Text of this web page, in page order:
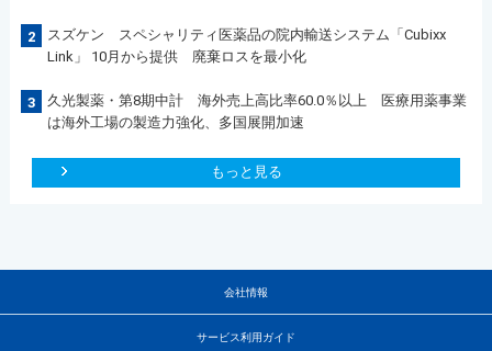
2
スズケン スペシャリティ医薬品の院内輸送システム「Cubixx
Link」 10月から提供 廃棄ロスを最小化
3
久光製薬・第8期中計 海外売上高比率60.0％以上 医療用薬事業
は海外工場の製造力強化、多国展開加速
もっと見る
会社情報
サービス利用ガイド